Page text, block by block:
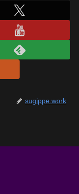
sugippe.work